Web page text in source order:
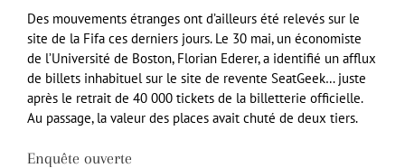
Des mouvements étranges ont d’ailleurs été relevés sur le
site de la Fifa ces derniers jours. Le 30 mai, un économiste
de l’Université de Boston, Florian Ederer, a identifié un afflux
de billets inhabituel sur le site de revente SeatGeek… juste
après le retrait de 40 000 tickets de la billetterie officielle.
Au passage, la valeur des places avait chuté de deux tiers.
Enquête ouverte